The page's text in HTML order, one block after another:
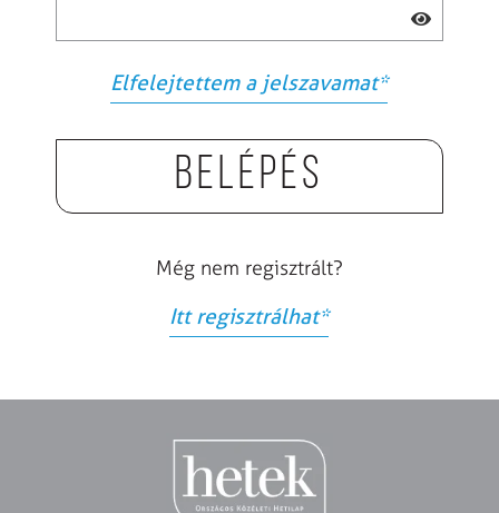
Elfelejtettem a jelszavamat*
Belépés
Még nem regisztrált?
Itt regisztrálhat*